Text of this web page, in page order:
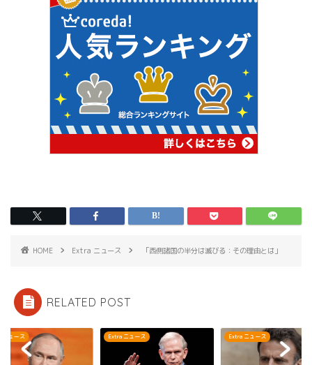
HOME Extra ニュース 「西側諸国の半分は滅びる：その理由とは」
RELATED POST
ニュース Extra ニュース Extra ニュース